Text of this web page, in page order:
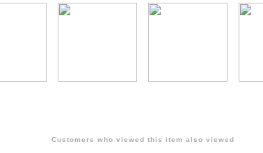
Customers who viewed this item also viewed